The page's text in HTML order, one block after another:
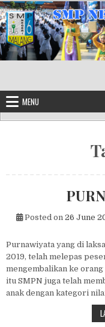
Skip to content
MENU
Posted on 26 June
Purnawiyata yang di
2019, telah melepas
mengembalikan ke
itu SMPN juga telah
anak dengan kategori